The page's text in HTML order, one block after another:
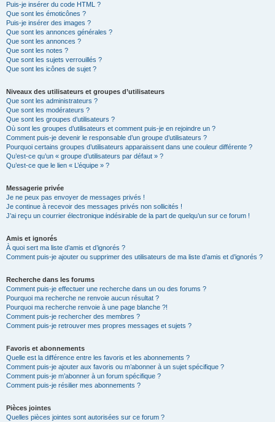
Puis-je insérer du code HTML ?
Que sont les émoticônes ?
Puis-je insérer des images ?
Que sont les annonces générales ?
Que sont les annonces ?
Que sont les notes ?
Que sont les sujets verrouillés ?
Que sont les icônes de sujet ?
Niveaux des utilisateurs et groupes d’utilisateurs
Que sont les administrateurs ?
Que sont les modérateurs ?
Que sont les groupes d’utilisateurs ?
Où sont les groupes d’utilisateurs et comment puis-je en rejoindre un ?
Comment puis-je devenir le responsable d’un groupe d’utilisateurs ?
Pourquoi certains groupes d’utilisateurs apparaissent dans une couleur différente ?
Qu’est-ce qu’un « groupe d’utilisateurs par défaut » ?
Qu’est-ce que le lien « L’équipe » ?
Messagerie privée
Je ne peux pas envoyer de messages privés !
Je continue à recevoir des messages privés non sollicités !
J’ai reçu un courrier électronique indésirable de la part de quelqu’un sur ce forum !
Amis et ignorés
À quoi sert ma liste d’amis et d’ignorés ?
Comment puis-je ajouter ou supprimer des utilisateurs de ma liste d’amis et d’ignorés ?
Recherche dans les forums
Comment puis-je effectuer une recherche dans un ou des forums ?
Pourquoi ma recherche ne renvoie aucun résultat ?
Pourquoi ma recherche renvoie à une page blanche ?!
Comment puis-je rechercher des membres ?
Comment puis-je retrouver mes propres messages et sujets ?
Favoris et abonnements
Quelle est la différence entre les favoris et les abonnements ?
Comment puis-je ajouter aux favoris ou m’abonner à un sujet spécifique ?
Comment puis-je m’abonner à un forum spécifique ?
Comment puis-je résilier mes abonnements ?
Pièces jointes
Quelles pièces jointes sont autorisées sur ce forum ?